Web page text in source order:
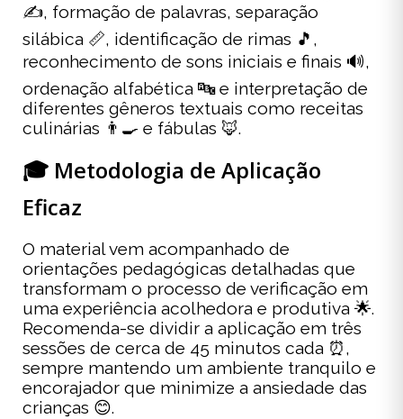
✍️, formação de palavras, separação
silábica 📏, identificação de rimas 🎵,
reconhecimento de sons iniciais e finais 🔊,
ordenação alfabética 🔤 e interpretação de
diferentes gêneros textuais como receitas
culinárias 👨‍🍳 e fábulas 🦊.
🎓 Metodologia de Aplicação
Eficaz
O material vem acompanhado de
orientações pedagógicas detalhadas que
transformam o processo de verificação em
uma experiência acolhedora e produtiva 🌟.
Recomenda-se dividir a aplicação em três
sessões de cerca de 45 minutos cada ⏰,
sempre mantendo um ambiente tranquilo e
encorajador que minimize a ansiedade das
crianças 😊.